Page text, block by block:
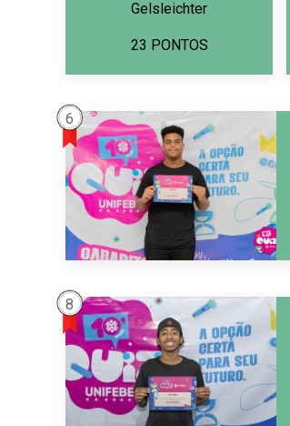
Gelsleichter
23 PONTOS
6
8